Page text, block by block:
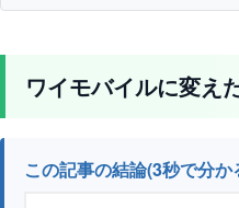
ワイモバイルに変え
この記事の結論(3秒で分か